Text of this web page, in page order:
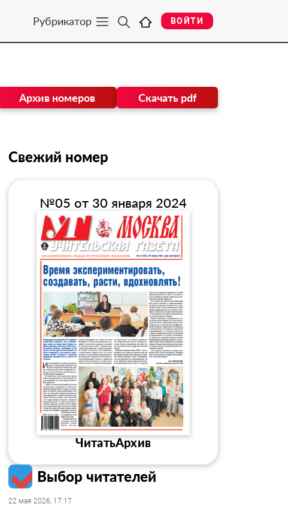
Рубрикатор ВОЙТИ
Архив номеров Скачать pdf
Свежий номер
№05 от 30 января 2024
ЧитатьАрхив
Выбор читателей
22 мая 2026, 17:17